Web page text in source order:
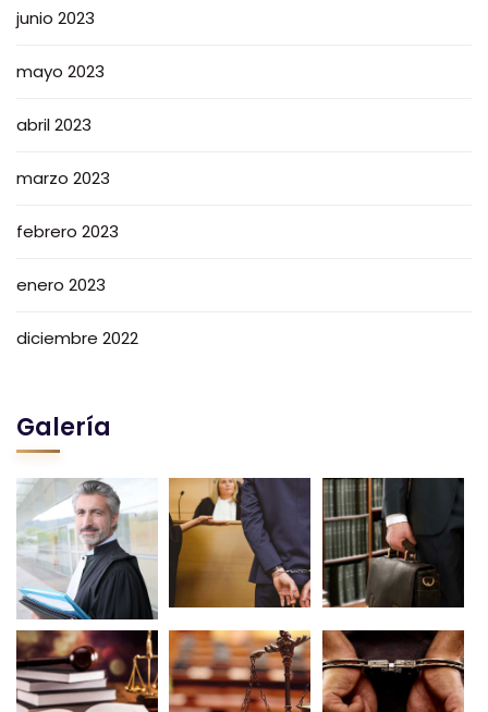
junio 2023
mayo 2023
abril 2023
marzo 2023
febrero 2023
enero 2023
diciembre 2022
Galería